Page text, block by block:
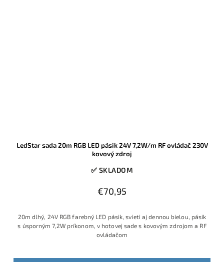
LedStar sada 20m RGB LED pásik 24V 7,2W/m RF ovládač 230V
kovový zdroj
✅ SKLADOM
€70,95
20m dlhý, 24V RGB farebný LED pásik, svieti aj dennou bielou, pásik
s úsporným 7,2W príkonom, v hotovej sade s kovovým zdrojom a RF
ovládačom